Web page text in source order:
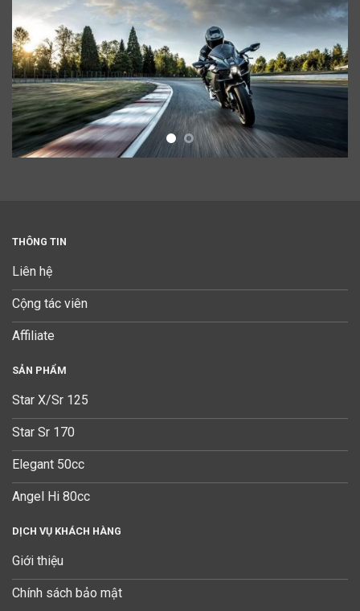
THÔNG TIN
Liên hệ
Cộng tác viên
Affiliate
SẢN PHẨM
Star X/Sr 125
Star Sr 170
Elegant 50cc
Angel Hi 80cc
DỊCH VỤ KHÁCH HÀNG
Giới thiệu
Chính sách bảo mật